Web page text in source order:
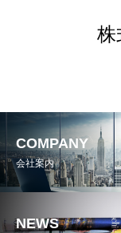
株
COMPANY
会社案内
NEWS